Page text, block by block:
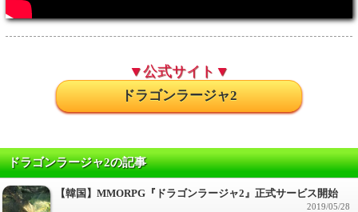
▼公式サイト▼
ドラゴンラージャ2
ドラゴンラージャ2の記事
【韓国】MMORPG『ドラゴンラージャ2』正式サービス開始
2019/05/28